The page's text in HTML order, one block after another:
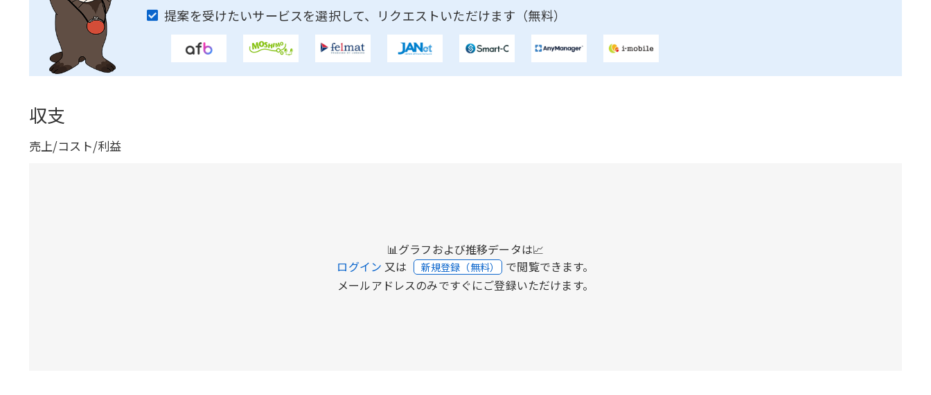
提案を受けたいサービスを選択して、リクエストいただけます（無料）
収支
売上/コスト/利益
📊グラフおよび推移データは📈
ログイン 又は 新規登録（無料） で閲覧できます。
メールアドレスのみですぐにご登録いただけます。